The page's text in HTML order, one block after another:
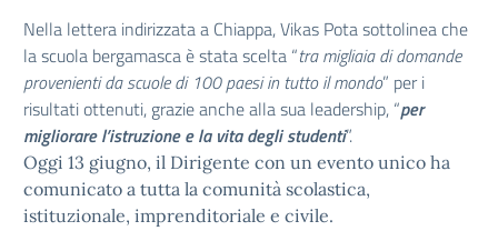
Nella lettera indirizzata a Chiappa, Vikas Pota sottolinea che
la scuola bergamasca è stata scelta “tra migliaia di domande
provenienti da scuole di 100 paesi in tutto il mondo” per i
risultati ottenuti, grazie anche alla sua leadership, “per
migliorare l’istruzione e la vita degli studenti”.
Oggi 13 giugno, il Dirigente con un evento unico ha
comunicato a tutta la comunità scolastica,
istituzionale, imprenditoriale e civile.